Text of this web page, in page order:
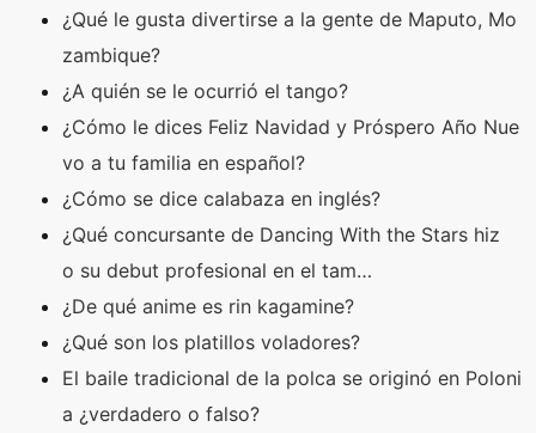
¿Qué le gusta divertirse a la gente de Maputo, Mo
zambique?
¿A quién se le ocurrió el tango?
¿Cómo le dices Feliz Navidad y Próspero Año Nue
vo a tu familia en español?
¿Cómo se dice calabaza en inglés?
¿Qué concursante de Dancing With the Stars hiz
o su debut profesional en el tam…
¿De qué anime es rin kagamine?
¿Qué son los platillos voladores?
El baile tradicional de la polca se originó en Poloni
a ¿verdadero o falso?